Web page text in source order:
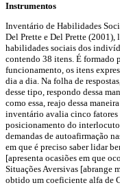
Instrumentos
Inventário de Habilidades
Del Prette e Del Prette (2001),
habilidades sociais dos
contendo 38 itens. É formado
funcionamento, os itens
dia a dia. Na folha de
desse tipo, respondo dessa
como essa, reajo dessa
inventário avalia cinco fatores
posicionamento do
demandas de autoafirmação
em que é preciso saber lidar
[apresenta ocasiões em que
Situações Aversivas [abrange
obtido um coeficiente alfa de